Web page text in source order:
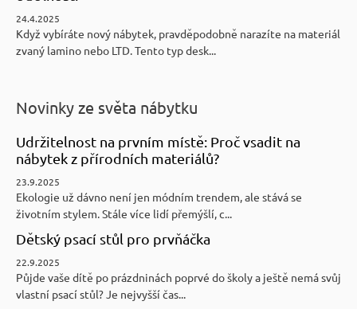
24.4.2025
Když vybíráte nový nábytek, pravděpodobně narazíte na materiál
zvaný lamino nebo LTD. Tento typ desk...
Novinky ze světa nábytku
Udržitelnost na prvním místě: Proč vsadit na
nábytek z přírodních materiálů?
23.9.2025
Ekologie už dávno není jen módním trendem, ale stává se
životním stylem. Stále více lidí přemýšlí, c...
Dětský psací stůl pro prvňáčka
22.9.2025
Půjde vaše dítě po prázdninách poprvé do školy a ještě nemá svůj
vlastní psací stůl? Je nejvyšší čas...